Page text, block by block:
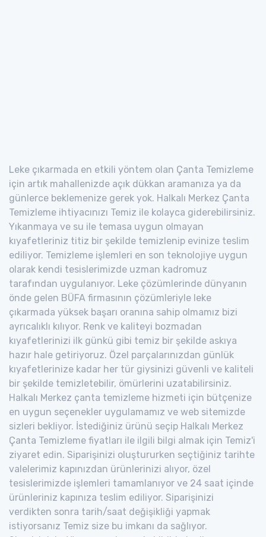
Leke çıkarmada en etkili yöntem olan Çanta Temizleme
için artık mahallenizde açık dükkan aramanıza ya da
günlerce beklemenize gerek yok. Halkalı Merkez Çanta
Temizleme ihtiyacınızı Temiz ile kolayca giderebilirsiniz.
Yıkanmaya ve su ile temasa uygun olmayan
kıyafetleriniz titiz bir şekilde temizlenip evinize teslim
ediliyor. Temizleme işlemleri en son teknolojiye uygun
olarak kendi tesislerimizde uzman kadromuz
tarafından uygulanıyor. Leke çözümlerinde dünyanın
önde gelen BÜFA firmasının çözümleriyle leke
çıkarmada yüksek başarı oranına sahip olmamız bizi
ayrıcalıklı kılıyor. Renk ve kaliteyi bozmadan
kıyafetlerinizi ilk günkü gibi temiz bir şekilde askıya
hazır hale getiriyoruz. Özel parçalarınızdan günlük
kıyafetlerinize kadar her tür giysinizi güvenli ve kaliteli
bir şekilde temizletebilir, ömürlerini uzatabilirsiniz.
Halkalı Merkez çanta temizleme hizmeti için bütçenize
en uygun seçenekler uygulamamız ve web sitemizde
sizleri bekliyor. İstediğiniz ürünü seçip Halkalı Merkez
Çanta Temizleme fiyatları ile ilgili bilgi almak için Temiz'i
ziyaret edin. Siparişinizi oluştururken seçtiğiniz tarihte
valelerimiz kapınızdan ürünlerinizi alıyor, özel
tesislerimizde işlemleri tamamlanıyor ve 24 saat içinde
ürünleriniz kapınıza teslim ediliyor. Siparişinizi
verdikten sonra tarih/saat değişikliği yapmak
istiyorsanız Temiz size bu imkanı da sağlıyor.